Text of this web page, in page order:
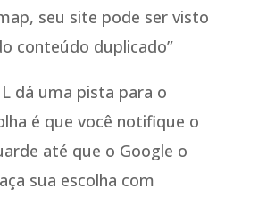
seu site pode ser visto
conteúdo duplicado”
dá uma pista para o
é que você notifique o
até que o Google o
sua escolha com